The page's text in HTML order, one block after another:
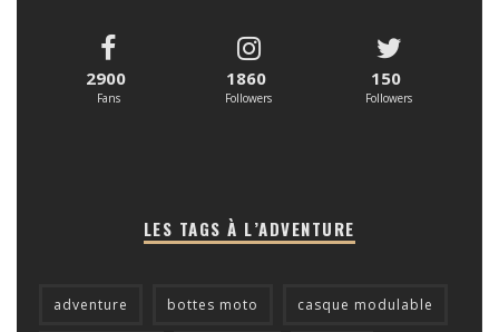
2900
Fans
1860
Followers
150
Followers
LES TAGS À L’ADVENTURE
adventure bottes moto casque modulable